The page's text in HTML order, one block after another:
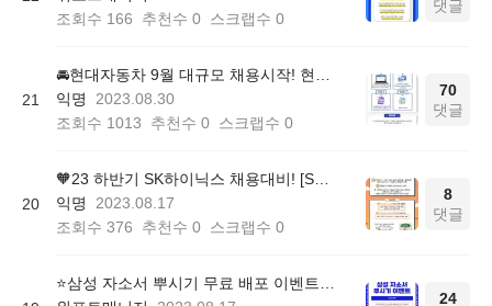
조회수 166 추천수 0 스크랩수 0
댓글
21
🚘현대자동차 9월 대규모 채용시작! 현대자소서 패키지 무료이벤트 (~09/10)
익명
2023.08.30
조회수 1013 추천수 0 스크랩수 0
70
댓글
20
🧡23 하반기 SK하이닉스 채용대비! [SKCT 모의고사 무료배포] 이벤트 (~08/31)
익명
2023.08.17
조회수 376 추천수 0 스크랩수 0
8
댓글
⭐️삼성 자소서 뿌시기 무료 배포 이벤트(~8/31)
24